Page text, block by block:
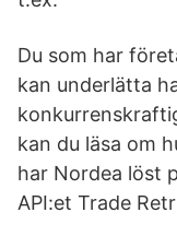
Du som har
kan underlätta
kan du läsa om
har Nordea löst
API:et Trade